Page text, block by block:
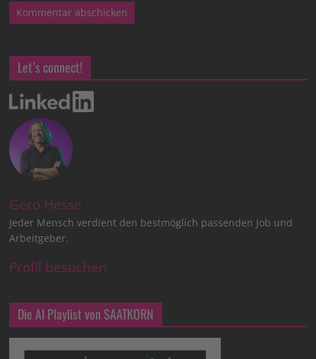
Let’s connect!
Gero Hesse
Jeder Mensch verdient den bestmöglich passenden Job und
Arbeitgeber.
Profil besuchen
Die AI Playlist von SAATKORN